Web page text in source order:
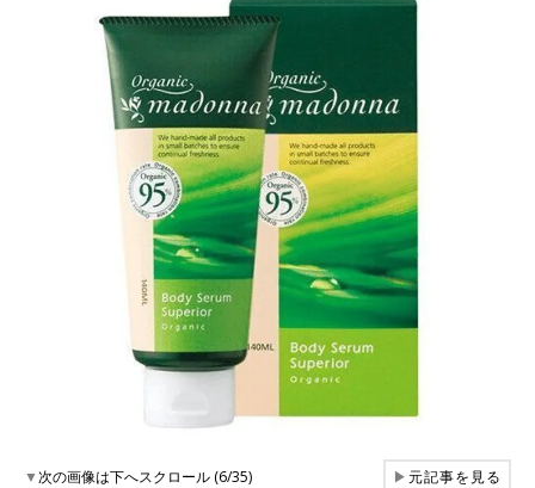
▼次の画像は下へスクロール (6/35) ▶元記事を見る